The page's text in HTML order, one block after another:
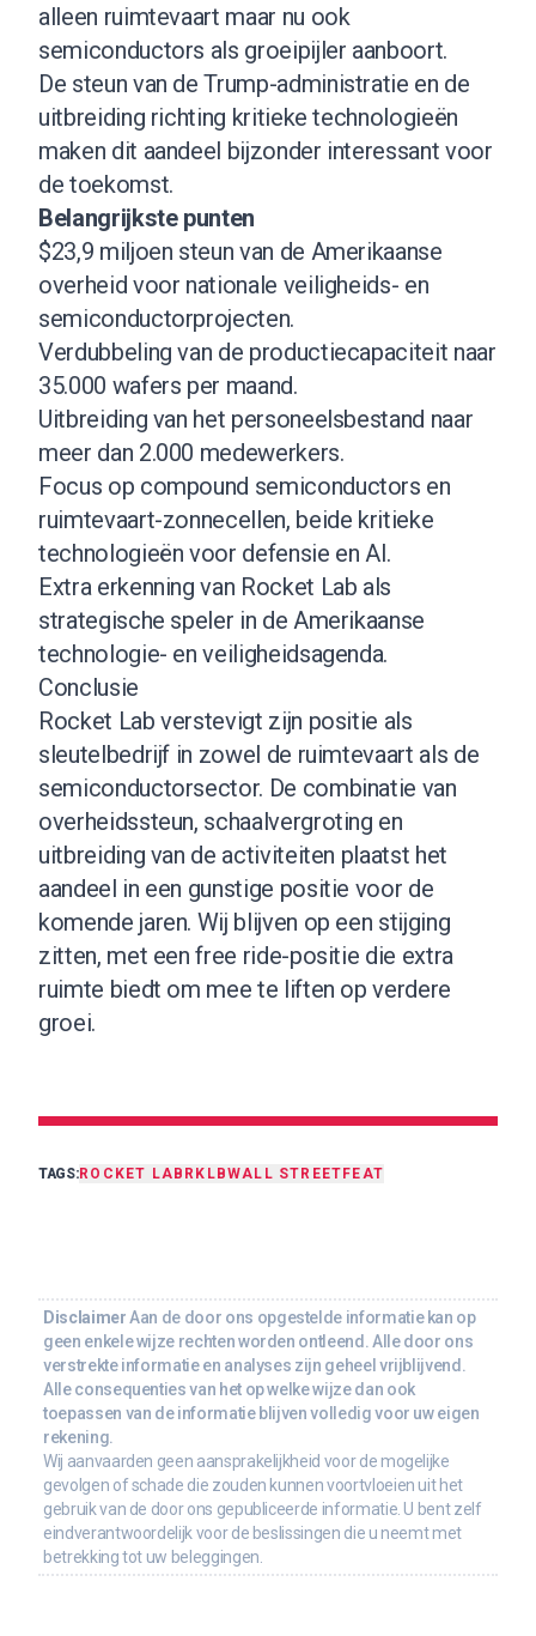
alleen ruimtevaart maar nu ook
semiconductors als groeipijler aanboort.
De steun van de Trump-administratie en de
uitbreiding richting kritieke technologieën
maken dit aandeel bijzonder interessant voor
de toekomst.
Belangrijkste punten
$23,9 miljoen steun van de Amerikaanse
overheid voor nationale veiligheids- en
semiconductorprojecten.
Verdubbeling van de productiecapaciteit naar
35.000 wafers per maand.
Uitbreiding van het personeelsbestand naar
meer dan 2.000 medewerkers.
Focus op compound semiconductors en
ruimtevaart-zonnecellen, beide kritieke
technologieën voor defensie en AI.
Extra erkenning van Rocket Lab als
strategische speler in de Amerikaanse
technologie- en veiligheidsagenda.
Conclusie
Rocket Lab verstevigt zijn positie als
sleutelbedrijf in zowel de ruimtevaart als de
semiconductorsector. De combinatie van
overheidssteun, schaalvergroting en
uitbreiding van de activiteiten plaatst het
aandeel in een gunstige positie voor de
komende jaren. Wij blijven op een stijging
zitten, met een free ride-positie die extra
ruimte biedt om mee te liften op verdere
groei.
TAGS:ROCKET LAB RKLBWALL STREETFEAT
Disclaimer Aan de door ons opgestelde informatie kan op
geen enkele wijze rechten worden ontleend. Alle door ons
verstrekte informatie en analyses zijn geheel vrijblijvend.
Alle consequenties van het op welke wijze dan ook
toepassen van de informatie blijven volledig voor uw eigen
rekening.
Wij aanvaarden geen aansprakelijkheid voor de mogelijke
gevolgen of schade die zouden kunnen voortvloeien uit het
gebruik van de door ons gepubliceerde informatie. U bent zelf
eindverantwoordelijk voor de beslissingen die u neemt met
betrekking tot uw beleggingen.